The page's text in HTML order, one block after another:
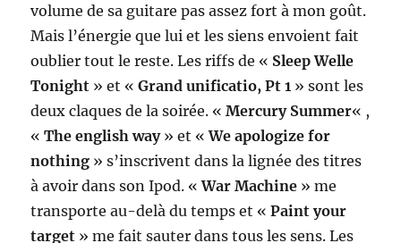
volume de sa guitare pas assez fort à mon goût.
Mais l’énergie que lui et les siens envoient fait
oublier tout le reste. Les riffs de « Sleep Welle
Tonight » et «Grand unificatio, Pt 1 » sont les
deux claques de la soirée. «Mercury Summer« ,
«The english way» et «We apologize for
nothing » s’inscrivent dans la lignée des titres
à avoir dans son Ipod. «War Machine » me
transporte au-delà du temps et «Paint your
target » me fait sauter dans tous les sens. Les